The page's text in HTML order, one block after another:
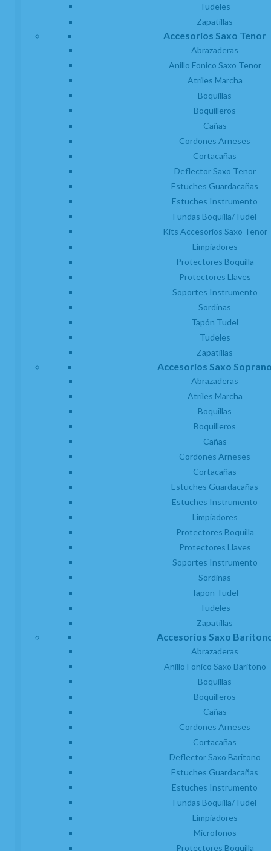
Tudeles
Zapatillas
Accesorios Saxo Tenor
Abrazaderas
Anillo Fonico Saxo Tenor
Atriles Marcha
Boquillas
Boquilleros
Cañas
Cordones Arneses
Cortacañas
Deflector Saxo Tenor
Estuches Guardacañas
Estuches Instrumento
Fundas Boquilla/Tudel
Kits Accesorios Saxo Tenor
Limpiadores
Protectores Boquilla
Protectores Llaves
Soportes Instrumento
Sordinas
Tapón Tudel
Tudeles
Zapatillas
Accesorios Saxo
Abrazaderas
Atriles Marcha
Boquillas
Boquilleros
Cañas
Cordones Arneses
Cortacañas
Estuches Guardacañas
Estuches Instrumento
Limpiadores
Protectores Boquilla
Protectores Llaves
Soportes Instrumento
Sordinas
Tapon Tudel
Tudeles
Zapatillas
Accesorios Saxo
Abrazaderas
Anillo Fonico Saxo Baritono
Boquillas
Boquilleros
Cañas
Cordones Arneses
Cortacañas
Deflector Saxo Baritono
Estuches Guardacañas
Estuches Instrumento
Fundas Boquilla/Tudel
Limpiadores
Microfonos
Protectores Boquilla
Abrazadera Clarinete Mib o Requinto JLV
Plata Chapada
EN STOCK. CÓMPRALO Y LO RECIBIRÁS AL DIA SIGUIENTE LABORABLE
199€
21.00%IVA incluido
Abrazadera Y Boquillero Clarinete Mib o
Requinto Bg Revelation L-8R Cuero
EN STOCK. CÓMPRALO Y LO RECIBIRÁS AL DIA SIGUIENTE LABORABLE
29,65€
21.00%IVA incluido